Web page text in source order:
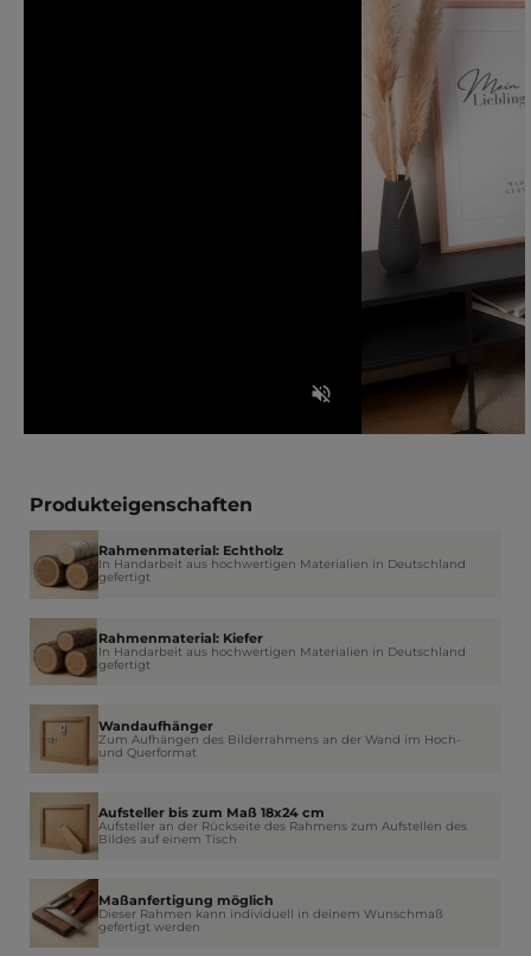
Produkteigenschaften
Rahmenmaterial: Echtholz
In Handarbeit aus hochwertigen Materialien in Deutschland
gefertigt
Rahmenmaterial: Kiefer
In Handarbeit aus hochwertigen Materialien in Deutschland
gefertigt
Wandaufhänger
Zum Aufhängen des Bilderrahmens an der Wand im Hoch-
und Querformat
Aufsteller bis zum Maß 18x24 cm
Aufsteller an der Rückseite des Rahmens zum Aufstellen des
Bildes auf einem Tisch
Maßanfertigung möglich
Dieser Rahmen kann individuell in deinem Wunschmaß
gefertigt werden